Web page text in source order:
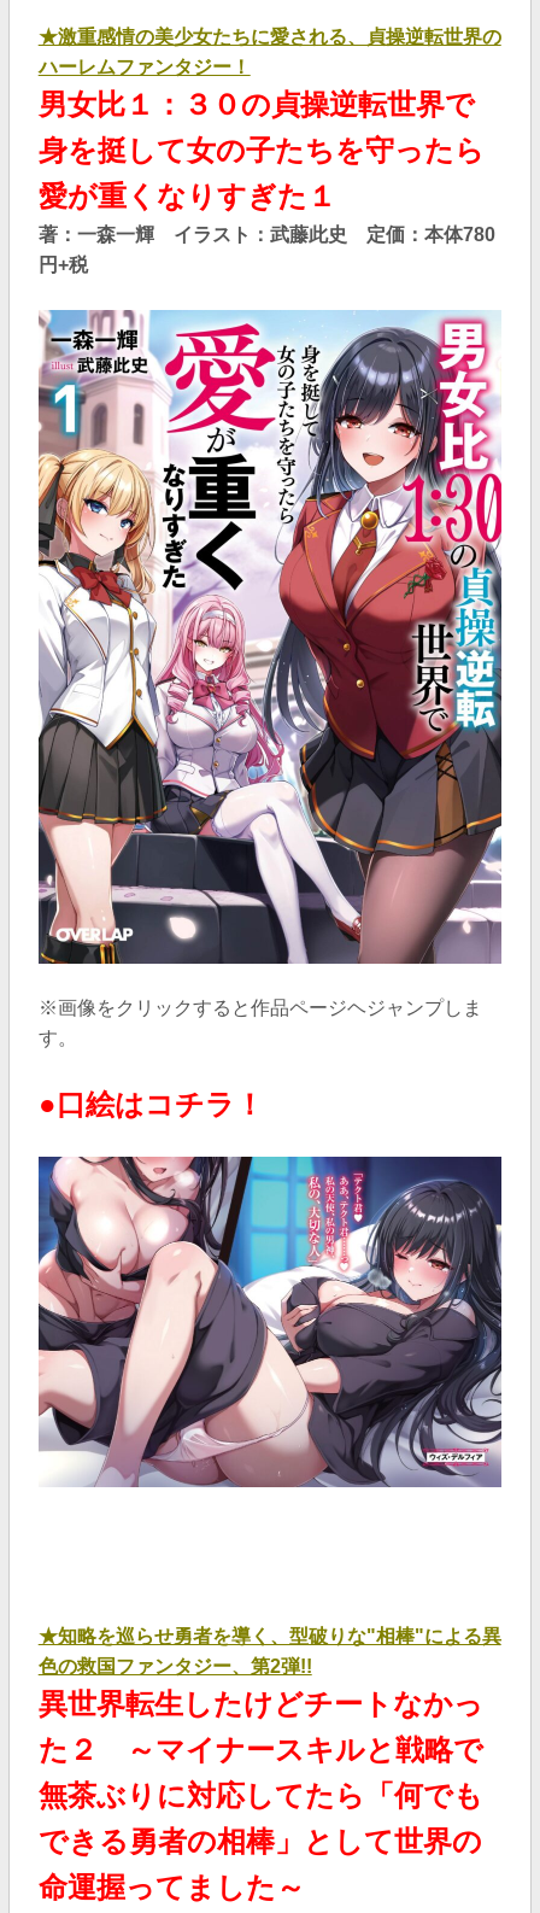
★激重感情の美少女たちに愛される、貞操逆転世界の
ハーレムファンタジー！
男女比１：３０の貞操逆転世界で
身を挺して女の子たちを守ったら
愛が重くなりすぎた１
著：一森一輝 イラスト：武藤此史 定価：本体780
円+税
※画像をクリックすると作品ページヘジャンプしま
す。
●口絵はコチラ！
★知略を巡らせ勇者を導く、型破りな"相棒"による異
色の救国ファンタジー、第2弾!!
異世界転生したけどチートなかっ
た２ ～マイナースキルと戦略で
無茶ぶりに対応してたら「何でも
できる勇者の相棒」として世界の
命運握ってました～